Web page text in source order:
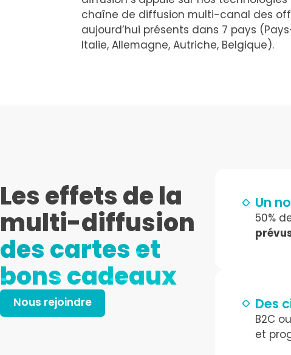
chaîne de diffusion multi-canal des
aujourd’hui présents dans 7 pays
Italie, Allemagne, Autriche, Belgique).
Les effets de la
multi-diffusion
des cartes et
bons cadeaux
Nous rejoindre
Un
50%
Des
B2C
et